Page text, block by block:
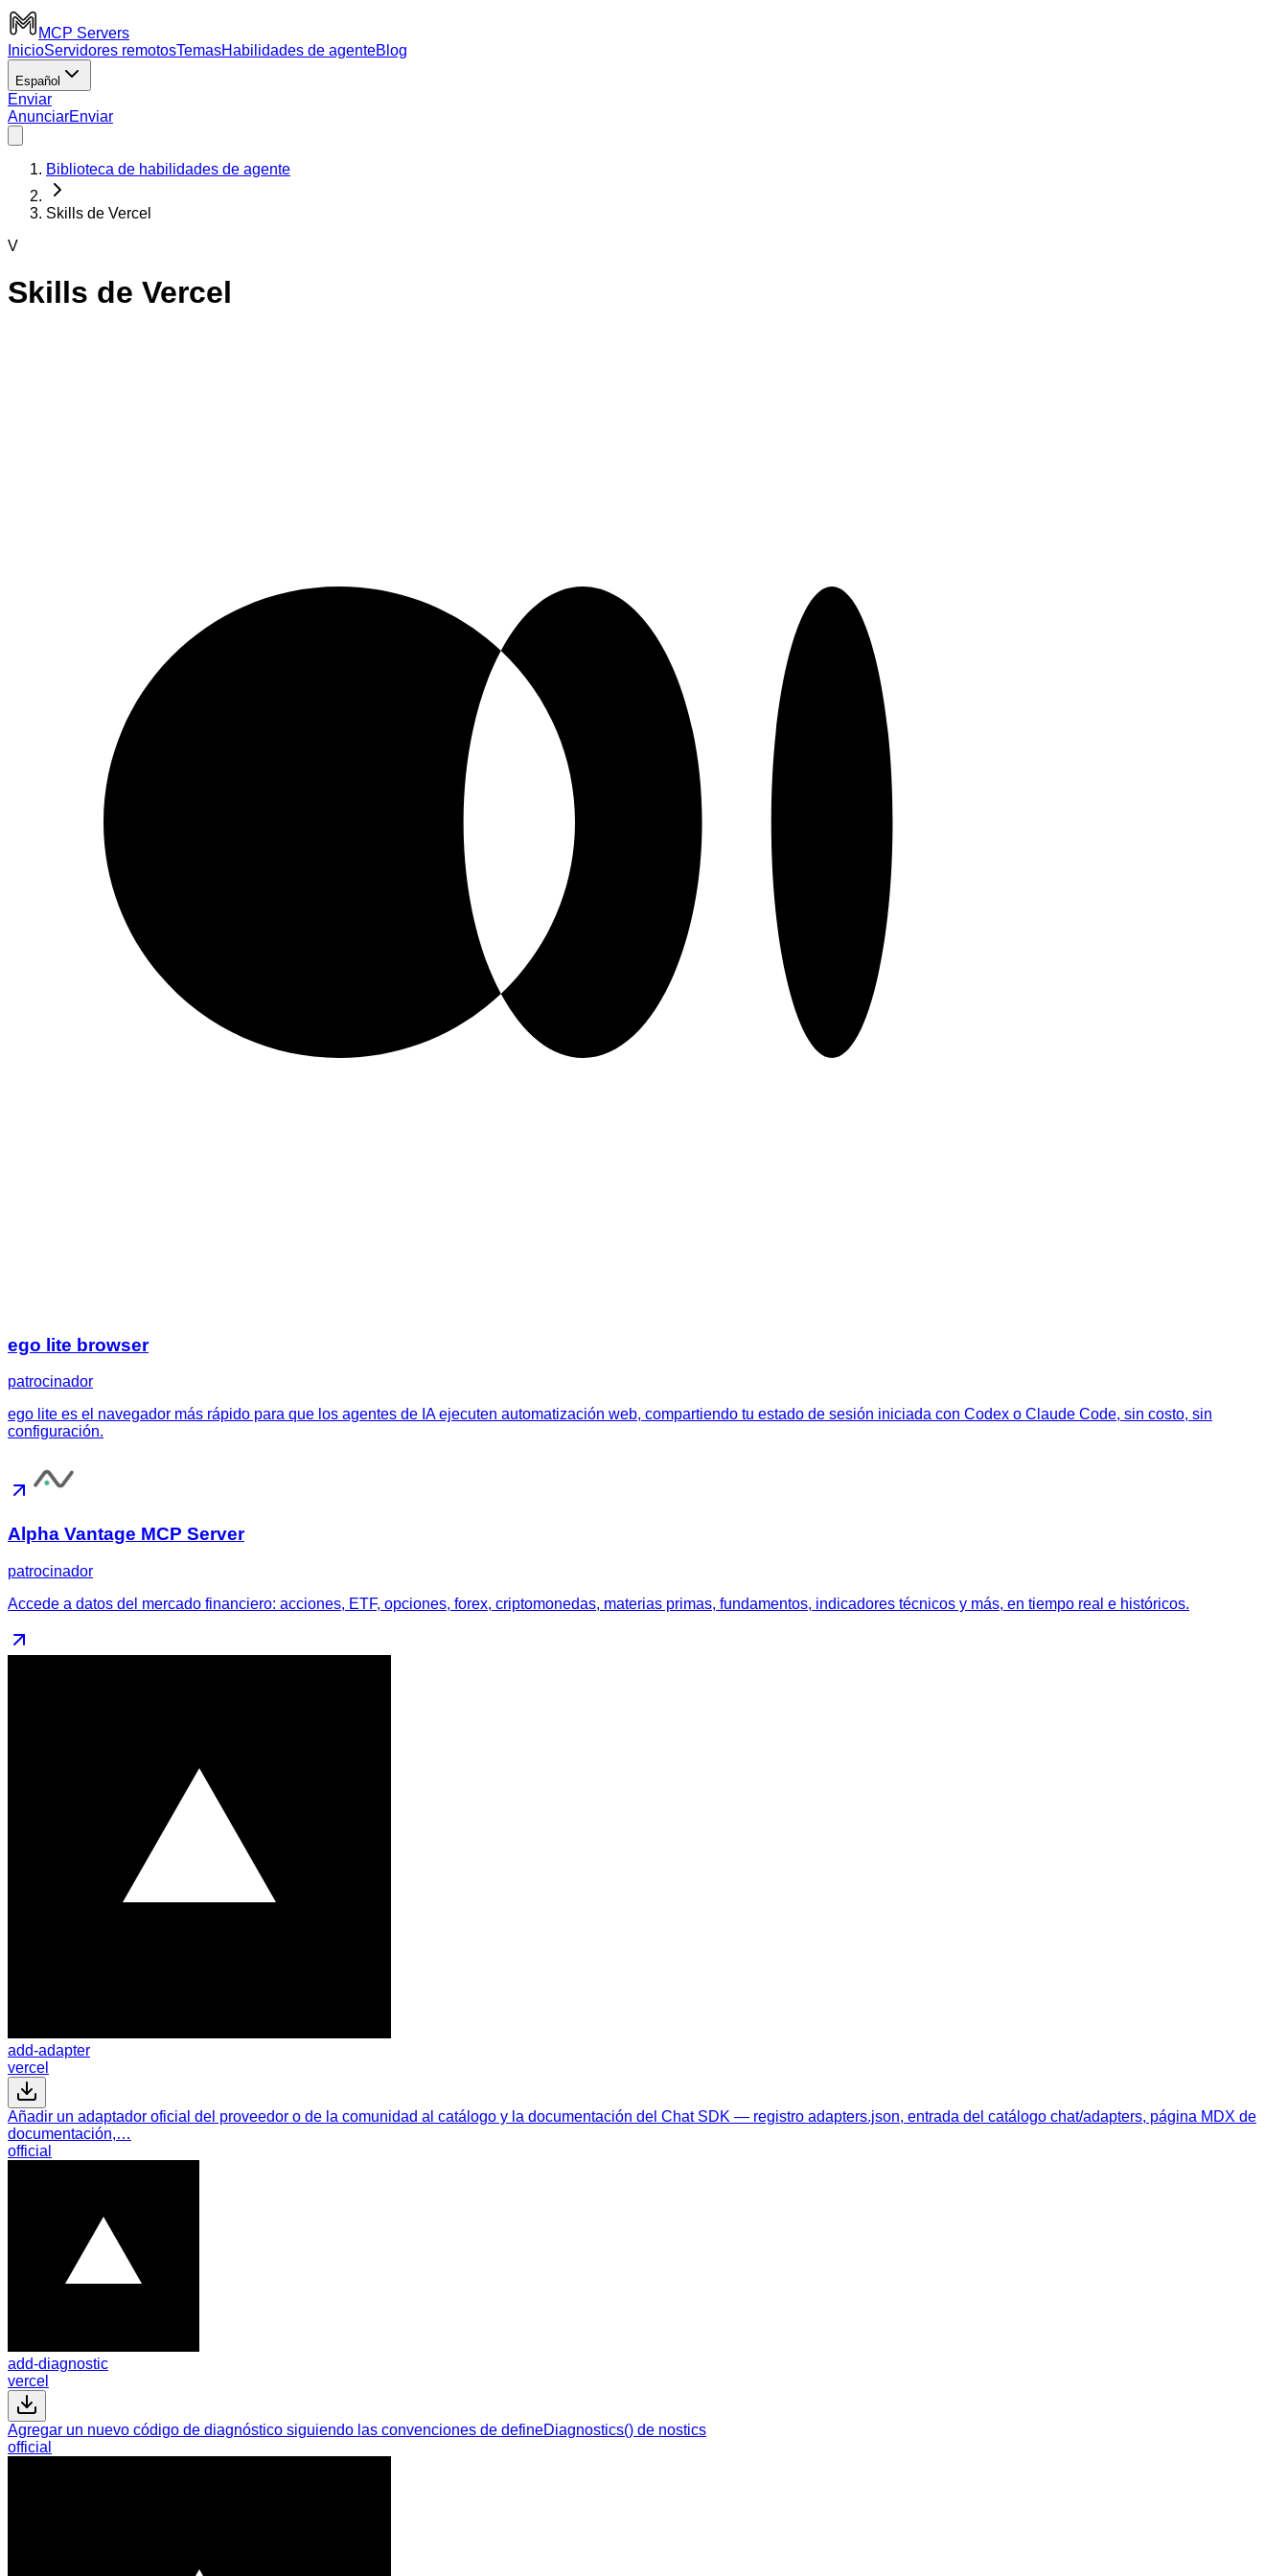
MCP Servers
InicioServidores remotosTemasHabilidades de agenteBlog
Español
Enviar
AnunciarEnviar
Biblioteca de habilidades de agente
Skills de Vercel
V
Skills de Vercel
ego lite browser
patrocinador
ego lite es el navegador más rápido para que los agentes de IA ejecuten automatización web, compartiendo tu estado de sesión iniciada con Codex o Claude Code, sin costo, sin
configuración.
Alpha Vantage MCP Server
patrocinador
Accede a datos del mercado financiero: acciones, ETF, opciones, forex, criptomonedas, materias primas, fundamentos, indicadores técnicos y más, en tiempo real e históricos.
add-adapter
vercel
Añadir un adaptador oficial del proveedor o de la comunidad al catálogo y la documentación del Chat SDK — registro adapters.json, entrada del catálogo chat/adapters, página MDX de
documentación,…
official
add-diagnostic
vercel
Agregar un nuevo código de diagnóstico siguiendo las convenciones de defineDiagnostics() de nostics
official